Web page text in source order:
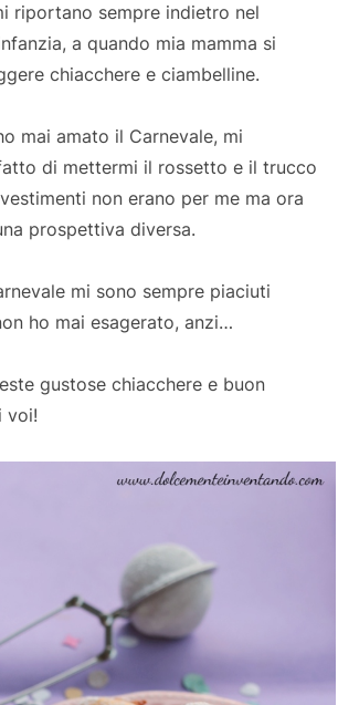
riportano sempre indietro nel
a quando mia mamma si
chiacchere e ciambelline.
mai amato il Carnevale, mi
di mettermi il rossetto e il trucco
non erano per me ma ora
prospettiva diversa.
mi sono sempre piaciuti
ho mai esagerato, anzi…
gustose chiacchere e buon
voi!